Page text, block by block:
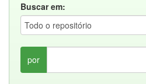
Buscar em:
por